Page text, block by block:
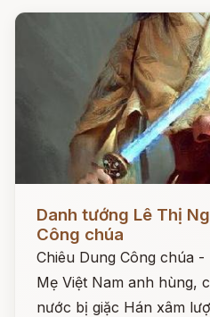
Danh tướng Lê Thị
Công chúa
Chiêu Dung Công chúa
Mẹ Việt Nam anh hùng,
nước bị giặc Hán xâm